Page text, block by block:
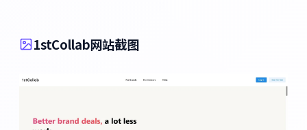
1stCollab网站截图